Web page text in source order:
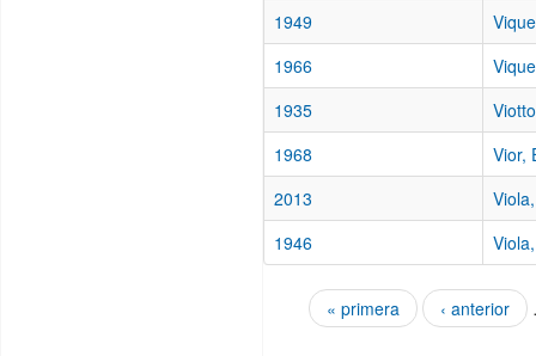
1949
1966
1935
1968
Vior,
2013
1946
Páginas
« primera ‹ anterior